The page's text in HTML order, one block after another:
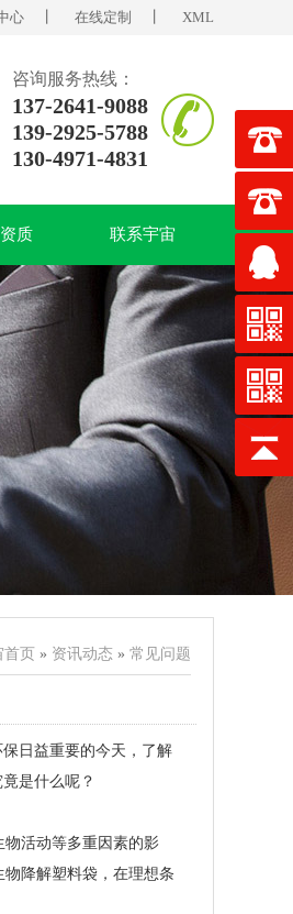
心 在线定制 XML
咨询服务热线：
137-2641-9088
139-2925-5788
130-4971-4831
质 联系宇宙
页 » 资讯动态 » 常见问题
日益重要的今天，了解
是什么呢？
活动等多重因素的影
降解塑料袋，在理想条